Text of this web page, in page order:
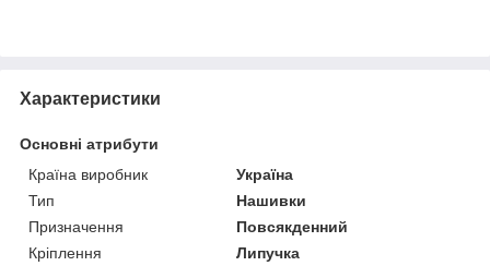
Характеристики
Основні атрибути
Країна виробник
Україна
Тип
Нашивки
Призначення
Повсякденний
Кріплення
Липучка